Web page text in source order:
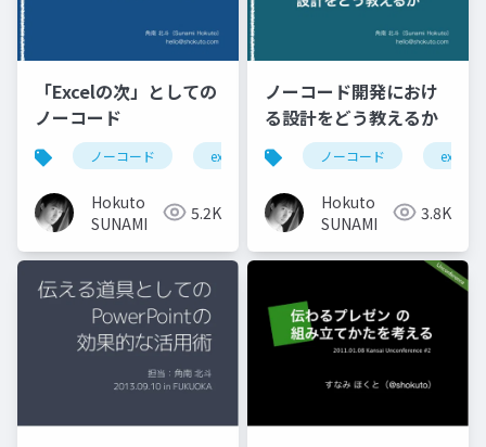
「Excelの次」としての
ノーコード
ノーコード excel 情報教育 appsheet
Hokuto
SUNAMI
5.2K
ノーコード開発におけ
る設計をどう教えるか
ノーコード excel
Hokuto
SUNAMI
3.8K